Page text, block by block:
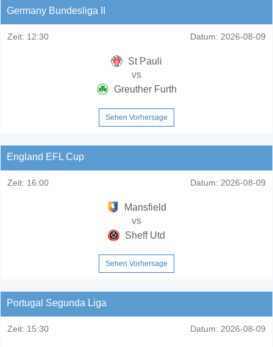
Germany Bundesliga II
Zeit: 12:30 Datum: 2026-08-09
St Pauli
vs
Greuther Furth
Sehen Vorhersage
England EFL Cup
Zeit: 16:00 Datum: 2026-08-09
Mansfield
vs
Sheff Utd
Sehen Vorhersage
Portugal Segunda Liga
Zeit: 15:30 Datum: 2026-08-09